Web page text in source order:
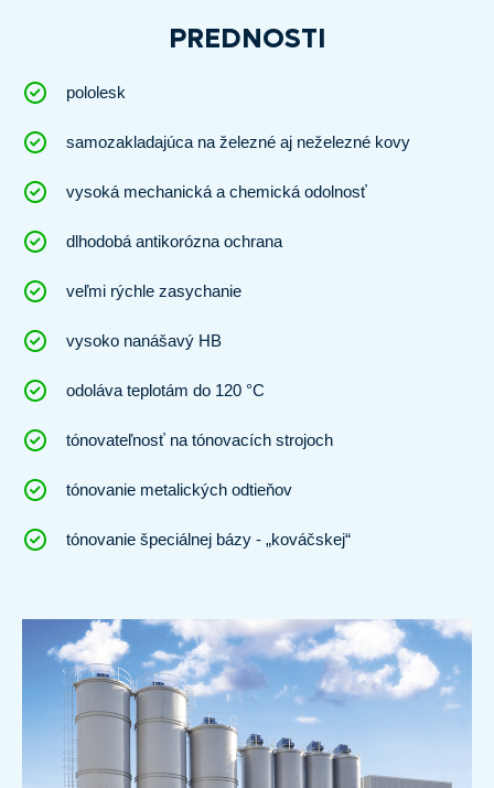
PREDNOSTI
pololesk
samozakladajúca na železné aj neželezné kovy
vysoká mechanická a chemická odolnosť
dlhodobá antikorózna ochrana
veľmi rýchle zasychanie
vysoko nanášavý HB
odoláva teplotám do 120 °C
tónovateľnosť na tónovacích strojoch
tónovanie metalických odtieňov
tónovanie špeciálnej bázy - „kováčskej“